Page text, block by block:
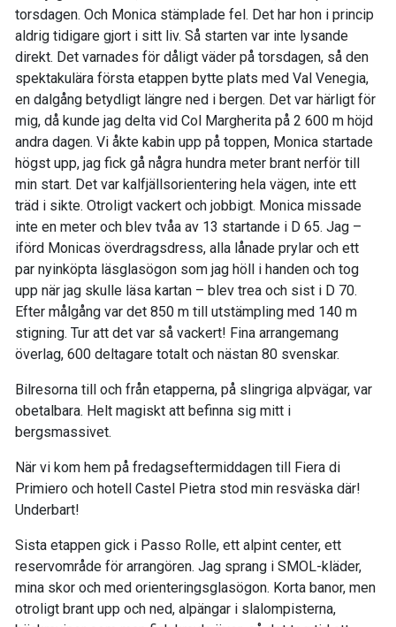
torsdagen. Och Monica stämplade fel. Det har hon i princip
aldrig tidigare gjort i sitt liv. Så starten var inte lysande
direkt. Det varnades för dåligt väder på torsdagen, så den
spektakulära första etappen bytte plats med Val Venegia,
en dalgång betydligt längre ned i bergen. Det var härligt för
mig, då kunde jag delta vid Col Margherita på 2 600 m höjd
andra dagen. Vi åkte kabin upp på toppen, Monica startade
högst upp, jag fick gå några hundra meter brant nerför till
min start. Det var kalfjällsorientering hela vägen, inte ett
träd i sikte. Otroligt vackert och jobbigt. Monica missade
inte en meter och blev tvåa av 13 startande i D 65. Jag –
iförd Monicas överdragsdress, alla lånade prylar och ett
par nyinköpta läsglasögon som jag höll i handen och tog
upp när jag skulle läsa kartan – blev trea och sist i D 70.
Efter målgång var det 850 m till utstämpling med 140 m
stigning. Tur att det var så vackert! Fina arrangemang
överlag, 600 deltagare totalt och nästan 80 svenskar.
Bilresorna till och från etapperna, på slingriga alpvägar, var
obetalbara. Helt magiskt att befinna sig mitt i
bergsmassivet.
När vi kom hem på fredagseftermiddagen till Fiera di
Primiero och hotell Castel Pietra stod min resväska där!
Underbart!
Sista etappen gick i Passo Rolle, ett alpint center, ett
reservområde för arrangören. Jag sprang i SMOL-kläder,
mina skor och med orienteringsglasögon. Korta banor, men
otroligt brant upp och ned, alpängar i slalompisterna,